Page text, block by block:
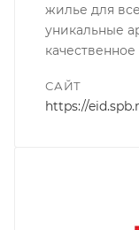
жилье для
уникальные
САЙТ
https://